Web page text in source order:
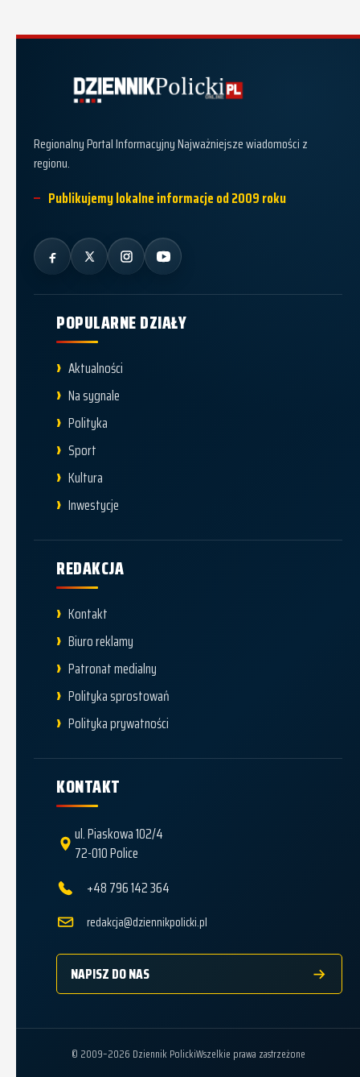
Regionalny Portal Informacyjny Najważniejsze wiadomości z
regionu.
Publikujemy lokalne informacje od 2009 roku
POPULARNE DZIAŁY
Aktualności
Na sygnale
Polityka
Sport
Kultura
Inwestycje
REDAKCJA
Kontakt
Biuro reklamy
Patronat medialny
Polityka sprostowań
Polityka prywatności
KONTAKT
ul. Piaskowa 102/4
72-010 Police
+48 796 142 364
redakcja@dziennikpolicki.pl
NAPISZ DO NAS
© 2009–2026 Dziennik PolickiWszelkie prawa zastrzeżone